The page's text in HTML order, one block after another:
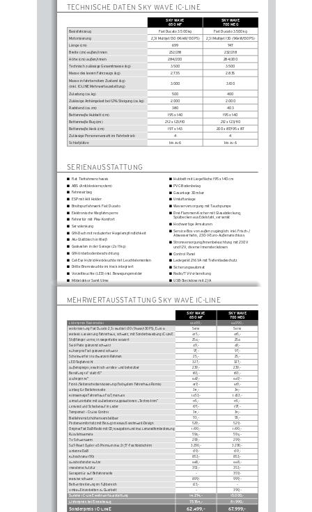
TECHNISCHE DATEN SKY WAVE IC-LINE
SERIENAUSSTATTUNG
■
Fiat Tiefrahmenchassis
■
ABS (Antiblockiersystem)
■
Fahrerairbag
■
ESP mit Hill Holder
■
Breitspurfahrwerk Fiat Ducato
■
Elektronische Wegfahrsperre
■
Fahrertür mit Pkw-Komfort
■
Servolenkung
■
GfK-Dach mit reduzierter Hagelempfindlichkeit
■
Alu-Glattblech in Weiß
■
Gaskasten in der Garage (2 x 11 kg)
■
GfK-Unterbodenbeschichtung
■
Cat-Eye Hybrid-Heckleuchte mit Leuchtelementen
■
Dritte Bremsleuchte im Heck integriert
■
Vorzeltleuchte (LED) inkl. Bewegungsmelder
■
Möbeldekor Samt Ulme
■ Hubbett mit Liegefläche 195 x 140 cm
■ PVC-Bodenbelag
■ Gasanlage  30 mbar
■ Umluftanlage
■ Wasserversorgung mit Tauchpumpe
■ Drei-Flammen-Kocher mit Glasabdeckung,
Spülbecken aus Edelstahl, versenkt
■ Hochwertige Armaturen
■ Service-Box von außen zugänglich: inkl. Frisch-/
Abwasserhahn, 230-V-Euro-Außenanschluss
■ Stromversorgung/Innenbeleuchtung mit 230 V
und 12 V, diverse Innensteckdosen
■ Control Panel
■ Ladegerät 216 VA mit Tiefentladeschutz
■ Sicherungsautomat
■ Radio/TV-Vorbereitung
■ USB-Steckdose mit 2,1 A
Basisfahrzeug Fiat Ducato 3.500 kg Fiat Ducato 3.500 kg
Motorisierung
2,3 l  Multijet  130  (96 kW/130 PS)
2,3 l  Multijet  130  (96 kW/130 PS)
Länge (cm)
699
74 7
Breite (cm) außen/innen
232/218
232/218
Höhe (cm) außen/innen
284/200
284/200
Technisch zulässige Gesamtmasse (kg)
3.500
3.500
Masse des leeren Fahrzeugs (kg)
2.735
2.835
Masse in fahrbereitem Zustand (kg)
(inkl. IC-LINE Mehrwertausstattung)
3.000 3.100
Zuladung  (ca. kg) 500
400
Zulässige Anhängelast bei 12 % Steigung (ca. kg) 2.000
2.000
Radstand  (ca. cm)
380
403
Bettenmaße Hubbett (cm)
195 x 140
195 x 140
Bettenmaße Bug (cm)
212 x 123/110
212 x 123/110
Bettenmaße Heck (cm)
197 x 143
200 x 87/195 x 87
Zulässige Personenanzahl im Fahrbetrieb
4
4
Schlafplätze
bis zu 6 bis zu 6
SKY WAVE
650 MF
SKY WAVE
700 MEG
MEHRWERTAUSSTATTUNG SKY WAVE IC-LINE
SKY WAVE
650 MF
SKY WAVE
700 MEG
Listenpreis Basismodell 61.490,–
66.990,–
Motorisierung Fiat Ducato 2,3 l Multijet 130 (96 kW/130 PS), Euro 6 Serie
Serie
Metallic-Lackierung Fahrerhaus, schwarz, mit Sonderbeklebung IC-LINE
415,–
415,–
Stoßfänger vorne, in Wagenfarbe lackiert
254,–
254
Skid-Plate glänzend schwarz
49,–
49,–
Kühlergrill Fiat glänzend schwarz
9 7, –
9 7, –
Scheinwerfer in schwarzem Rahmen
25,–
25,–
LED-Tagfahrlicht
327,–
327,–
Außenspiegel, elektrisch verstell- und beheizbar
239,–
239,–
Bereifung 16" statt 15"
183,–
183,–
Alufelgen 16"
649,–
649,–
Front-/Seitenscheibenisolierung (Faltsystem Fahrerhaus Remis)
619,–
619,–
Airbag für Beifahrerseite
311,–
311,–
Klimaanlage Fahrerhaus FIAT, manuell
1.453,–
1.453,–
Armaturentafel mit alufarbenen Applikationen „Techno-trim“
115,–
115,–
Lenkrad und Schaltknauf in Leder
197,–
197,–
Tempomat – Cruise Control
311,– 311,–
Beifahrersitz höhenverstellbar 93,–
93,–
Pilotenkomfortsitz mit Bezug im KNAUS Wohnwelt-Design
529,–
529,–
Original Fiat DAB-Radio mit CD, Navigation und inkl. Lenkradfernbedienung
1.190,–
1.190,–
Rückfahrkamera
594,–
594,–
TV Schwenkarm
299,–
299,–
SAT-Paket Oyster 65 Premium inkl. 21,5"-Flachbildschirm
3.290,–
3.290,–
Antenne DAB
139,–
139,–
Kühlschrank  190 l
853,–
853,–
Ausstellfenster Hutze
668,–
668,–
Insektenschutztür
353,–
353,–
Garagentür auf Beifahrerseite
–
359,–
Markise schwarz
899,–
999,–
Bettverbreiterung im Fußbereich
123,–
–
Umbau Einzelbetten zu Querbett
–
390,–
Summe IC-LINE Mehrwertausstattung
14.274,–
15.000,–
Listenpreis bei Einzelbezug
75.764,– 81.990,–
Sonderpreis IC-LINE 62.499,– 67.999,–